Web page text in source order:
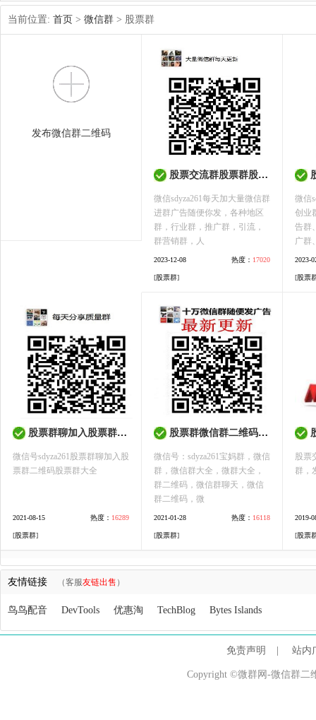
当前位置: 首页 > 微信群 > 股票群
发布微信群二维码
股票交流群股票群股票发布群学习群微信群二维码大全
微信sdyza261每天加大量微信群
进群广告随便你发，各种地区
群，行业群，推广群，引流，
群营销群，人
2023-12-08 热度： 17020
[股票群]
股
微信
创业
告群
广群
2023-
[股票
股票群聊加入股票群二维码股票群大全
微信号sdyza261股票群聊加入股
票群二维码股票群大全
2021-08-15 热度： 16289
[股票群]
股票群微信群二维码大全最新
微信号：sdyza261宝妈群，微信
群，微信群大全，微群大全，
群二维码，微信群聊天，微信
群二维码，微
2021-01-28 热度： 16118
[股票群]
股票
群，
2019-
[股票
友情链接 （客服友链出售 ）
鸟鸟配音 DevTools 优惠淘 TechBlog Bytes Islands
免责声明 站内
Copyright ©微群网-微信群二